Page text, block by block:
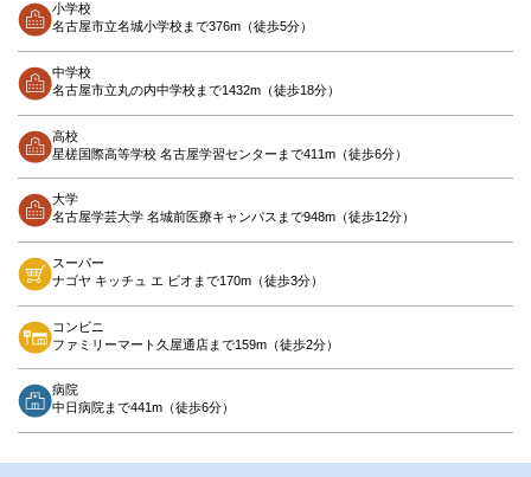
小学校
名古屋市立名城小学校まで376m（徒歩5分）
中学校
名古屋市立丸の内中学校まで1432m（徒歩18分）
高校
星槎国際高等学校 名古屋学習センターまで411m（徒歩6分）
大学
名古屋学芸大学 名城前医療キャンパスまで948m（徒歩12分）
スーパー
ナゴヤ キッチュ エ ビオまで170m（徒歩3分）
コンビニ
ファミリーマート久屋通店まで159m（徒歩2分）
病院
中日病院まで441m（徒歩6分）